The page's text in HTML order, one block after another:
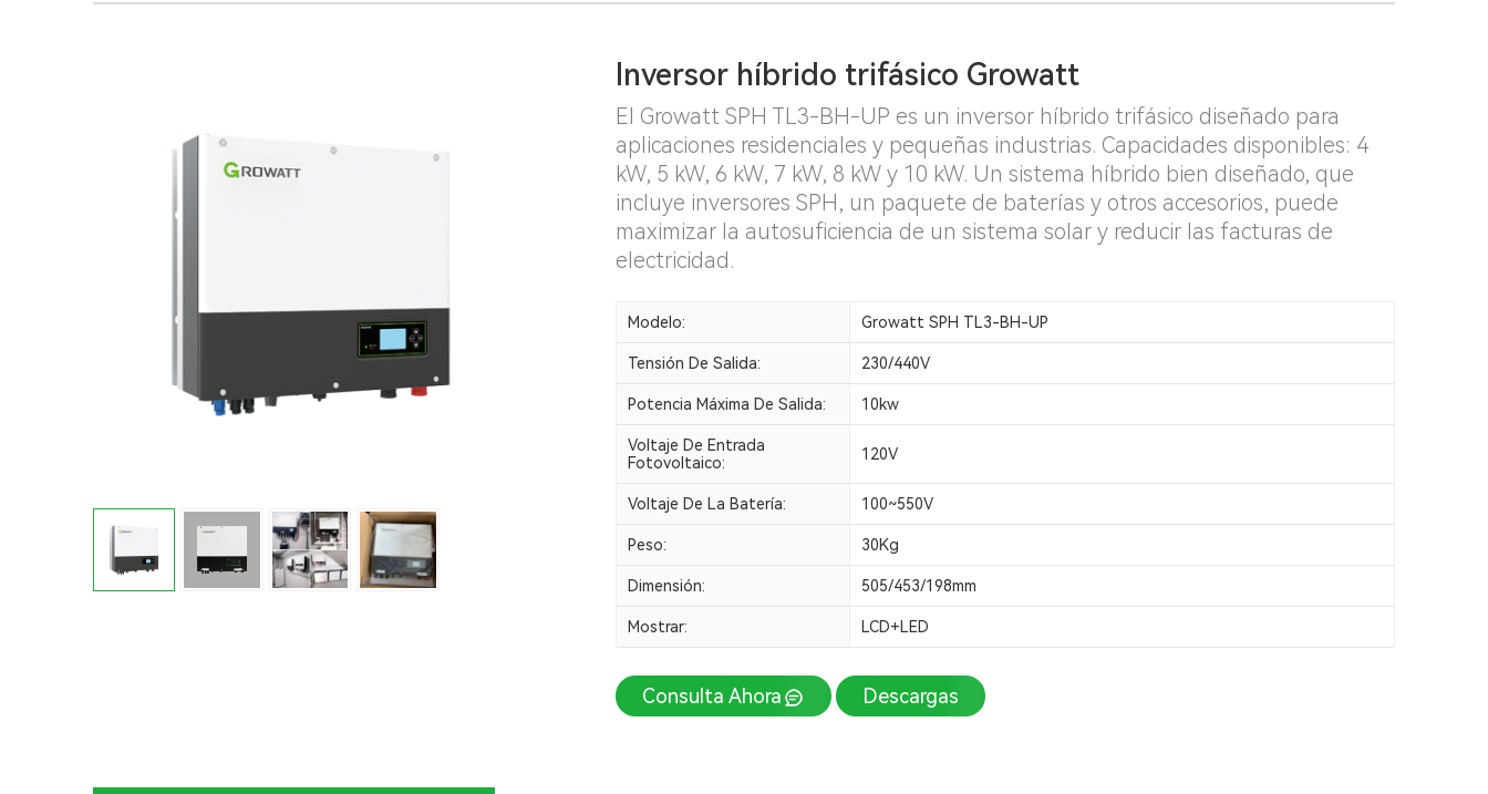
Inversor híbrido trifásico Growatt
El Growatt SPH TL3-BH-UP es un inversor híbrido trifásico diseñado para
aplicaciones residenciales y pequeñas industrias. Capacidades disponibles: 4
kW, 5 kW, 6 kW, 7 kW, 8 kW y 10 kW. Un sistema híbrido bien diseñado, que
incluye inversores SPH, un paquete de baterías y otros accesorios, puede
maximizar la autosuficiencia de un sistema solar y reducir las facturas de
electricidad.
Modelo: Growatt SPH TL3-BH-UP
Tensión De Salida: 230/440V
Potencia Máxima De Salida: 10kw
Voltaje De Entrada
Fotovoltaico:
120V
Voltaje De La Batería: 100~550V
Peso: 30Kg
Dimensión: 505/453/198mm
Mostrar: LCD+LED
Consulta Ahora Descargas